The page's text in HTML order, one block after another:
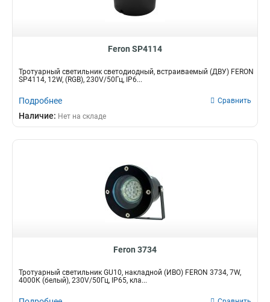
Feron SP4114
Тротуарный светильник светодиодный, встраиваемый (ДВУ) FERON
SP4114, 12W, (RGB), 230V/50Гц, IP6...
Подробнее Сравнить
Наличие: Нет на складе
Feron 3734
Тротуарный светильник GU10, накладной (ИВО) FERON 3734, 7W,
4000К (белый), 230V/50Гц, IP65, кла...